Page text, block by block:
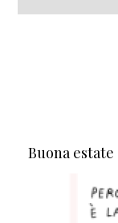
Buona